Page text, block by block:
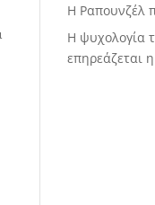
Η Ραπουνζέλ
Η ψυχολογία
επηρεάζεται